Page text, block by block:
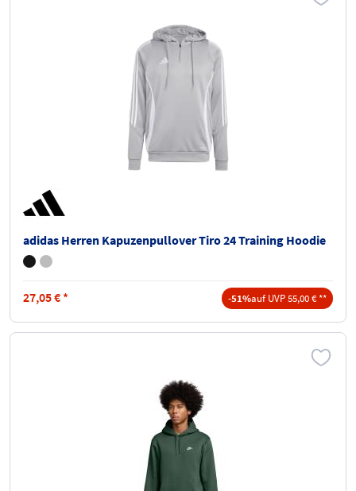
adidas Herren Kapuzenpullover Tiro 24 Training Hoodie
27,05€ * -51%auf UVP 55,00 € **